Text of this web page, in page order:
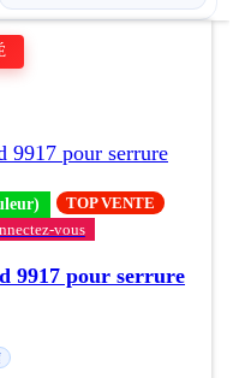
TOP VENTE
vous
9917 pour serrure